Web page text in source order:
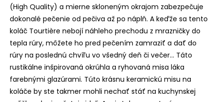
(High Quality) a mierne skloneným okrajom zabezpečuje
dokonalé pečenie od pečiva až po náplň. A keďže sa tento
koláč Tourtière nebojí náhleho prechodu z mrazničky do
tepla rúry, môžete ho pred pečením zamraziť a dať do
rúry na poslednú chvíľu vo všedný deň či večer... Táto
rustikálne inšpirovaná okrúhla a ryhovaná misa láka
farebnými glazúrami. Túto krásnu keramickú misu na
koláče by ste takmer mohli nechať stáť na kuchynskej